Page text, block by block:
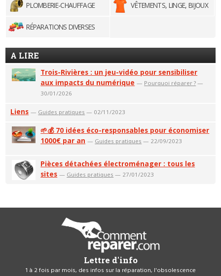
PLOMBERIE-CHAUFFAGE VÊTEMENTS, LINGE, BIJOUX
RÉPARATIONS DIVERSES
A LIRE
Trois-Rivières : un jeu-vidéo pour sensibiliser
aux impacts du numérique — Pourquoi réparer ? —
30/01/2026
Liens — Guides pratiques — 02/11/2023
🌱💰 70 idées éco-responsables pour économiser
1000€ par an — Guides pratiques — 22/09/2023
Pièces détachées électroménager : tous les
sites — Guides pratiques — 27/01/2023
Lettre d'info
1 à 2 fois par mois, des infos sur la réparation, l'obsolescence